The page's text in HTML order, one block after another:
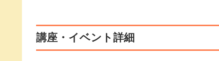
講座・イベント詳細